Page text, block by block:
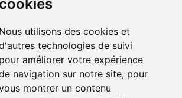
cookies
Nous utilisons des cookies et
technologies de suivi
pour améliorer votre expérience
navigation sur notre site, pour
montrer un contenu
information)